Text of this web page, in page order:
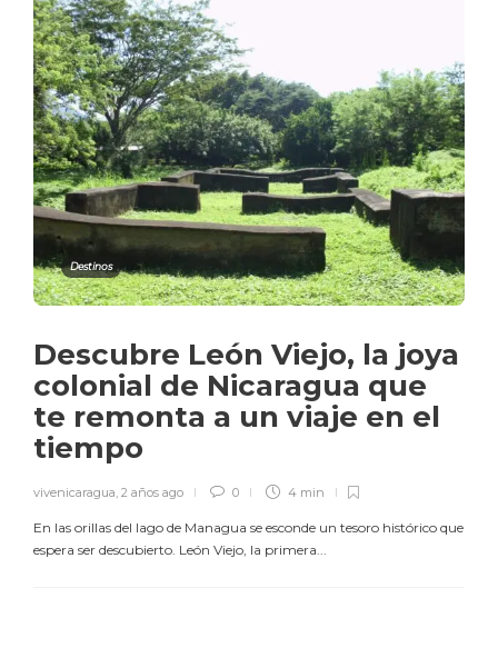
Destinos
Descubre León Viejo, la joya
colonial de Nicaragua que
te remonta a un viaje en el
tiempo
vivenicaragua, 2 años ago 0 4 min
En las orillas del lago de Managua se esconde un tesoro histórico que
espera ser descubierto. León Viejo, la primera...